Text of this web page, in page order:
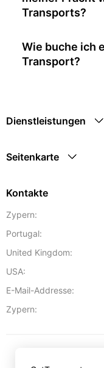
Transports?
Wie buche ich
Transport?
Dienstleistungen
Seitenkarte
Kontakte
Zypern:
Portugal:
United Kingdom:
USA:
E-Mail-Addresse:
Zypern: